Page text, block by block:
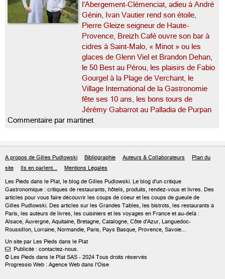
l’Abergement-Clémenciat, adieu à André
Génin, Ivan Vautier rend son étoile,
Pierre Gleize seigneur de Haute-
Provence, Breizh Café ouvre son bar à
cidres à Saint-Malo, « Minot » ou les
glaces de Glenn Viel et Brandon Dehan,
le 50 Best au Pérou, les plaisirs de Fabio
Gourgel à la Plage de Verchant, le
Village International de la Gastronomie
fête ses 10 ans, les bons tours de
Jérémy Gabarrot au Palladia de Purpan
Commentaire par martinet
A propos de Gilles Pudlowski Bibliographie Auteurs & Collaborateurs
Plan du
site
Ils en parlent... Mentions Légales
Les Pieds dans le Plat, le blog de Gilles Pudlowski. Le blog d'un critique
Gastronomique : critiques de restaurants, hôtels, produits, rendez-vous et livres. Des
articles pour vous faire découvrir les coups de coeur et les coups de gueule de
Gilles Pudlowski. Des articles sur les Grandes Tables, les bistrots, les restaurants à
Paris, les auteurs de livres, les cuisiniers et les voyages en France et au-delà :
Alsace, Auvergne, Aquitaine, Bretagne, Catalogne, Côte d'Azur, Languedoc-
Roussillon, Lorraine, Normandie, Paris, Pays Basque, Provence, Savoie...
Un site par Les Pieds dans le Plat
 Publicité : contactez-nous.
© Les Pieds dans le Plat SAS - 2024 Tous droits réservés
Progressio Web : Agence Web dans l'Oise